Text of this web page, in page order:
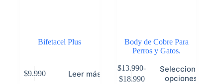
Bifetacel Plus
$9.990 Leer más
Body de Cobre Para
Perros y Gatos.
$13.990-
$18.990
Seleccionar
opciones